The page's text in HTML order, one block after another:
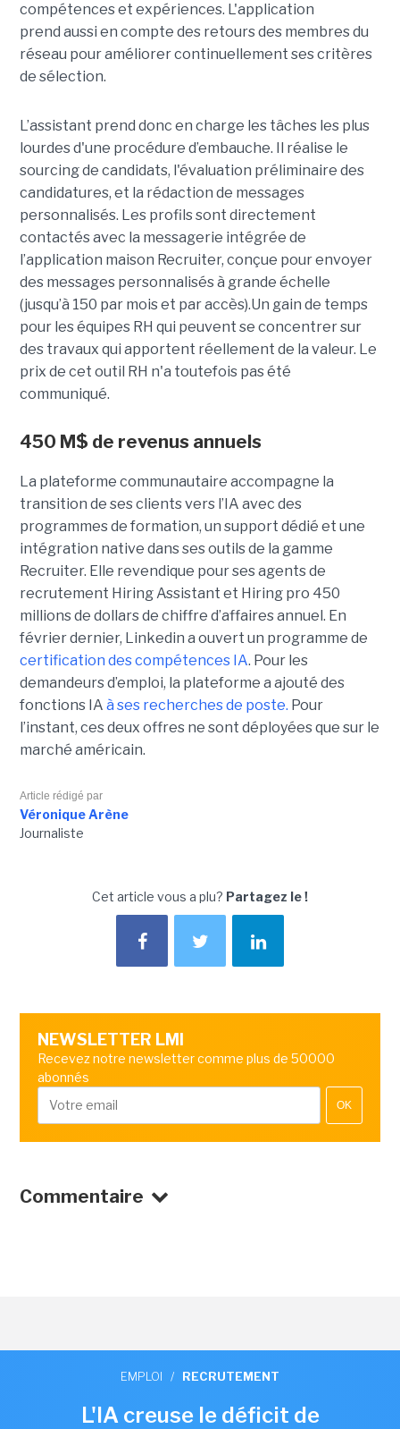
compétences et expériences. L'application
prend aussi en compte des retours des membres du
réseau pour améliorer continuellement ses critères
de sélection.
L’assistant prend donc en charge les tâches les plus
lourdes d'une procédure d’embauche. Il réalise le
sourcing de candidats, l'évaluation préliminaire des
candidatures, et la rédaction de messages
personnalisés. Les profils sont directement
contactés avec la messagerie intégrée de
l’application maison Recruiter, conçue pour envoyer
des messages personnalisés à grande échelle
(jusqu’à 150 par mois et par accès).Un gain de temps
pour les équipes RH qui peuvent se concentrer sur
des travaux qui apportent réellement de la valeur. Le
prix de cet outil RH n'a toutefois pas été
communiqué.
450 M$ de revenus annuels
La plateforme communautaire accompagne la
transition de ses clients vers l’IA avec des
programmes de formation, un support dédié et une
intégration native dans ses outils de la gamme
Recruiter. Elle revendique pour ses agents de
recrutement Hiring Assistant et Hiring pro 450
millions de dollars de chiffre d’affaires annuel. En
février dernier, Linkedin a ouvert un programme de
certification des compétences IA. Pour les
demandeurs d’emploi, la plateforme a ajouté des
fonctions IA à ses recherches de poste. Pour
l’instant, ces deux offres ne sont déployées que sur le
marché américain.
Article rédigé par
Véronique Arène
Journaliste
Cet article vous a plu? Partagez le !
NEWSLETTER LMI
Recevez notre newsletter comme plus de 50000
abonnés
OK
Commentaire
EMPLOI / RECRUTEMENT
L'IA creuse le déficit de